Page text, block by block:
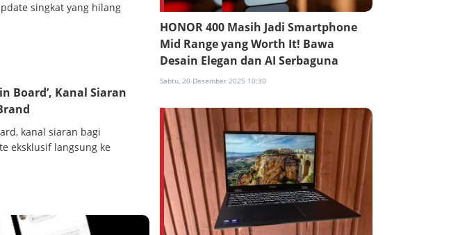
singkat yang hilang
Board’, Kanal Siaran
kanal siaran bagi
eksklusif langsung ke
HONOR 400 Masih Jadi Smartphone
Mid Range yang Worth It! Bawa
Desain Elegan dan AI Serbaguna
Sabtu, 20 Desember 2025 10:30